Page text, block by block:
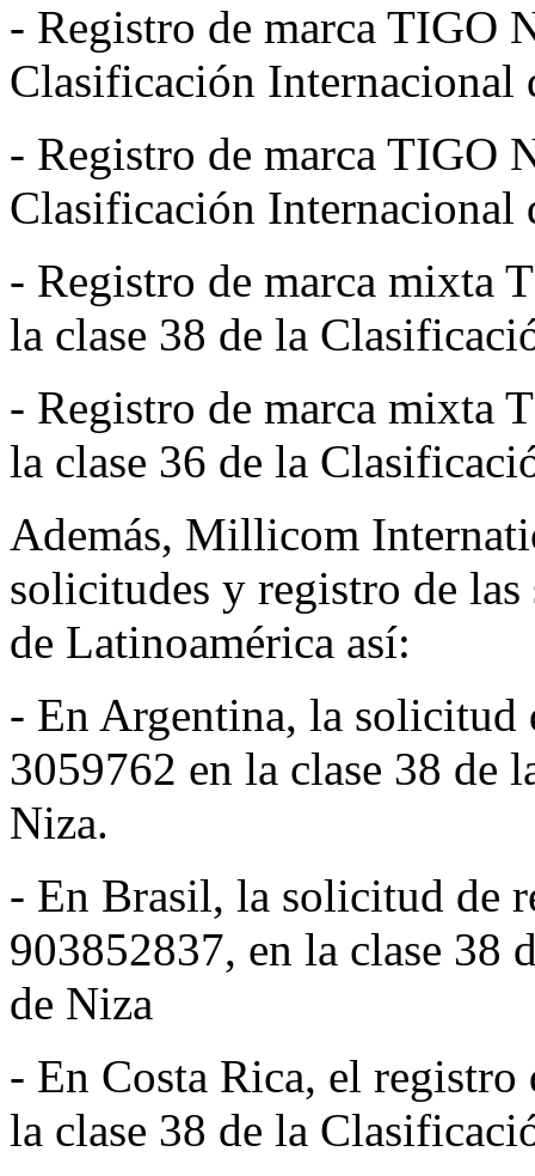
- Registro de marca TIGO
Clasificación Internacional
- Registro de marca TIGO
Clasificación Internacional
- Registro de marca mixta
la clase 38 de la
- Registro de marca mixta
la clase 36 de la
Además, Millicom
solicitudes y registro de las
de Latinoamérica así:
- En Argentina, la solicitud
3059762 en la clase 38 de
Niza.
- En Brasil, la solicitud de
903852837, en la clase 38
de Niza
- En Costa Rica, el
la clase 38 de la